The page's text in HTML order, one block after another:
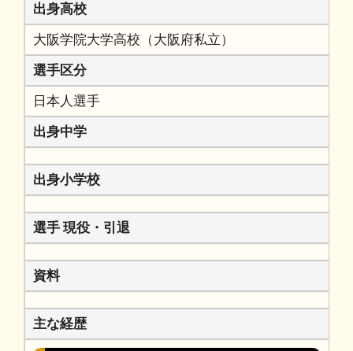
出身高校
大阪学院大学高校（大阪府私立）
選手区分
日本人選手
出身中学
出身小学校
選手 現役・引退
資料
主な経歴